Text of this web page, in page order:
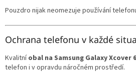
Pouzdro nijak neomezuje používání
Ochrana telefonu v každé
Kvalitníobal na Samsung Galaxy Xcover
telefon i v opravdu náročném prostředí.